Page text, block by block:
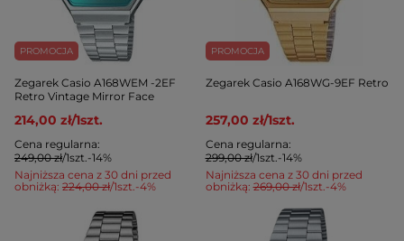
PROMOCJA
Zegarek Casio A168WEM -2EF
Retro Vintage Mirror Face
214,00 zł/1szt.
Najniższa cena z 30 dni przed
obniżką: 224,00 zł/1szt.-4%
Cena regularna:
249,00 zł/1szt.-14%
PROMOCJA
Zegarek Casio A168WG-9EF Retro
257,00 zł/1szt.
Najniższa cena z 30 dni przed
obniżką:269,00 zł/1szt.-4%
Cena regularna:
299,00 zł/1szt.-14%